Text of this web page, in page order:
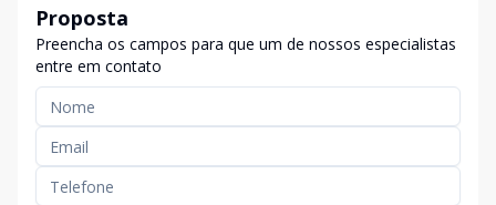
Proposta
Preencha os campos para que um de nossos especialistas
entre em contato